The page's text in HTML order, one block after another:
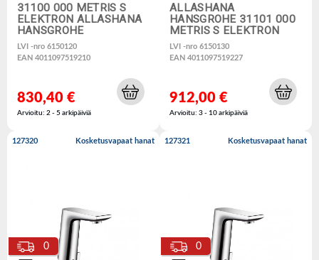
31100 000 METRIS S
ELEKTRON ALLASHANA
HANSGROHE
LVI -nro 6150120
EAN 4011097519210
830,40 €
Arvioitu: 2 - 5 arkipäiviä
ALLASHANA
HANSGROHE 31101 000
METRIS S ELEKTRON
LVI -nro 6150130
EAN 4011097519227
912,00 €
Arvioitu: 3 - 10 arkipäiviä
127320 Kosketusvapaat hanat
0
127321 Kosketusvapaat hanat
0